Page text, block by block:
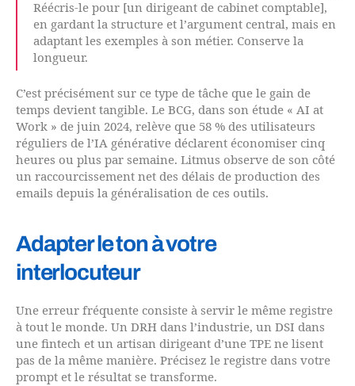
Réécris-le pour [un dirigeant de cabinet comptable],
en gardant la structure et l’argument central, mais en
adaptant les exemples à son métier. Conserve la
longueur.
C’est précisément sur ce type de tâche que le gain de
temps devient tangible. Le BCG, dans son étude « AI at
Work » de juin 2024, relève que 58 % des utilisateurs
réguliers de l’IA générative déclarent économiser cinq
heures ou plus par semaine. Litmus observe de son côté
un raccourcissement net des délais de production des
emails depuis la généralisation de ces outils.
Adapter le ton à votre
interlocuteur
Une erreur fréquente consiste à servir le même registre
à tout le monde. Un DRH dans l’industrie, un DSI dans
une fintech et un artisan dirigeant d’une TPE ne lisent
pas de la même manière. Précisez le registre dans votre
prompt et le résultat se transforme.